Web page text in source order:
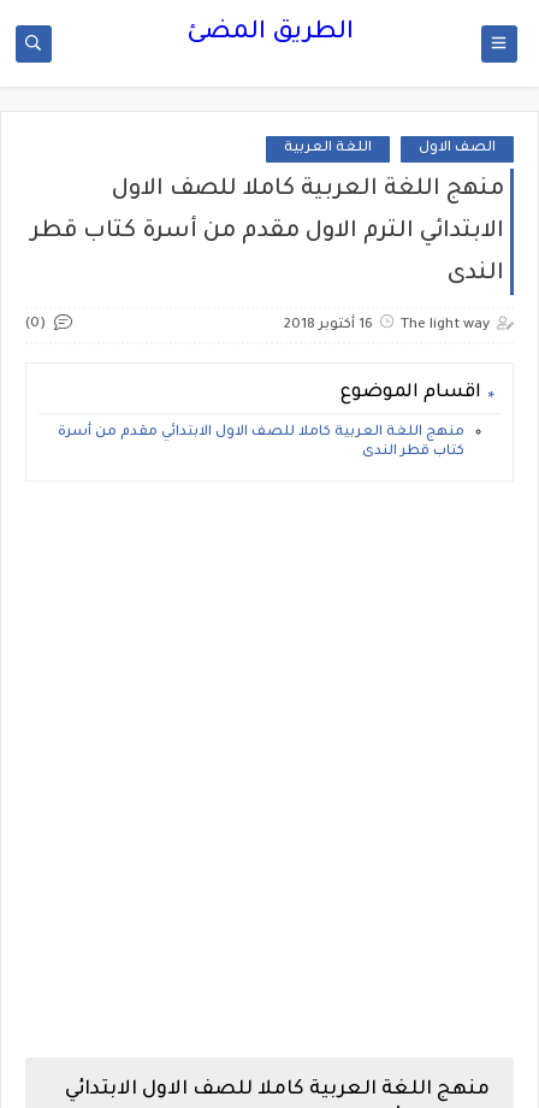
الطريق المضئ
الصف الاول اللغة العربية
منهج اللغة العربية كاملا للصف الاول
الابتدائي الترم الاول مقدم من أسرة كتاب قطر
الندى
The light way 16 أكتوبر 2018 (0)
اقسام الموضوع
منهج اللغة العربية كاملا للصف الاول الابتدائي مقدم من أسرة
كتاب قطر الندى
منهج اللغة العربية كاملا للصف الاول الابتدائي